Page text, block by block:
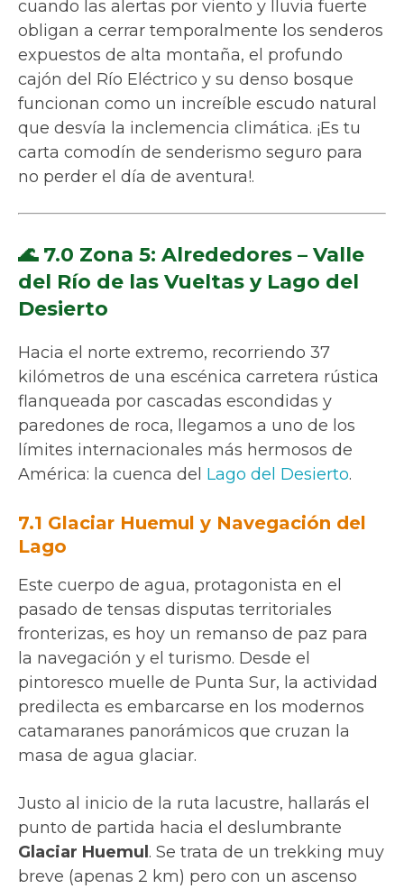
cuando las alertas por viento y lluvia fuerte
obligan a cerrar temporalmente los senderos
expuestos de alta montaña, el profundo
cajón del Río Eléctrico y su denso bosque
funcionan como un increíble escudo natural
que desvía la inclemencia climática. ¡Es tu
carta comodín de senderismo seguro para
no perder el día de aventura!.
🌊 7.0 Zona 5: Alrededores – Valle
del Río de las Vueltas y Lago del
Desierto
Hacia el norte extremo, recorriendo 37
kilómetros de una escénica carretera rústica
flanqueada por cascadas escondidas y
paredones de roca, llegamos a uno de los
límites internacionales más hermosos de
América: la cuenca del Lago del Desierto.
7.1 Glaciar Huemul y Navegación del
Lago
Este cuerpo de agua, protagonista en el
pasado de tensas disputas territoriales
fronterizas, es hoy un remanso de paz para
la navegación y el turismo. Desde el
pintoresco muelle de Punta Sur, la actividad
predilecta es embarcarse en los modernos
catamaranes panorámicos que cruzan la
masa de agua glaciar.
Justo al inicio de la ruta lacustre, hallarás el
punto de partida hacia el deslumbrante
Glaciar Huemul . Se trata de un trekking muy
breve (apenas 2 km) pero con un ascenso